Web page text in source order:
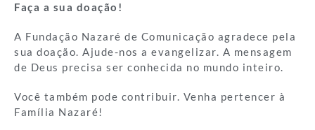
Faça a sua doação!
A Fundação Nazaré de Comunicação agradece pela
sua doação. Ajude-nos a evangelizar. A mensagem
de Deus precisa ser conhecida no mundo inteiro.
Você também pode contribuir. Venha pertencer à
Família Nazaré!